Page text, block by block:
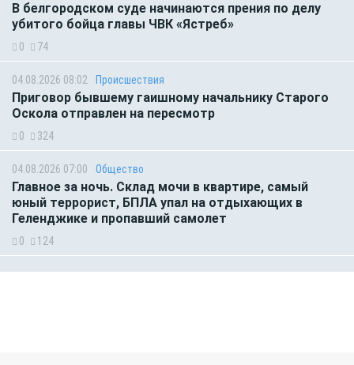
В белгородском суде начинаются прения по делу
убитого бойца главы ЧВК «Ястреб»
0 74
04.08.2026 08:02 Происшествия
Приговор бывшему гаишному начальнику Старого
Оскола отправлен на пересмотр
0 324
04.08.2026 07:00 Общество
Главное за ночь. Склад мочи в квартире, самый
юный террорист, БПЛА упал на отдыхающих в
Геленджике и пропавший самолет
0 124